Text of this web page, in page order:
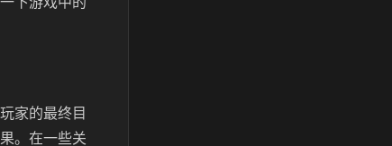
家的最终目
。在一些关